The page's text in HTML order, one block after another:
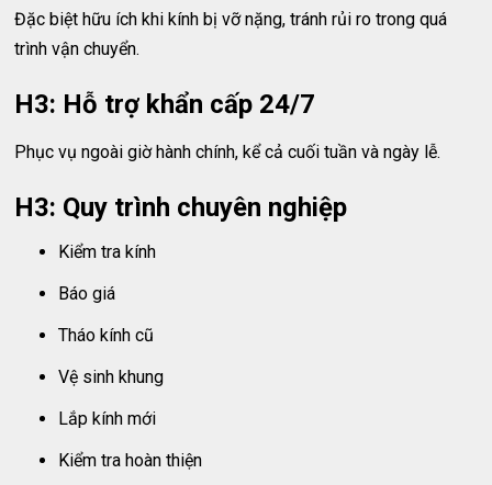
Đặc biệt hữu ích khi kính bị vỡ nặng, tránh rủi ro trong quá
trình vận chuyển.
H3: Hỗ trợ khẩn cấp 24/7
Phục vụ ngoài giờ hành chính, kể cả cuối tuần và ngày lễ.
H3: Quy trình chuyên nghiệp
Kiểm tra kính
Báo giá
Tháo kính cũ
Vệ sinh khung
Lắp kính mới
Kiểm tra hoàn thiện